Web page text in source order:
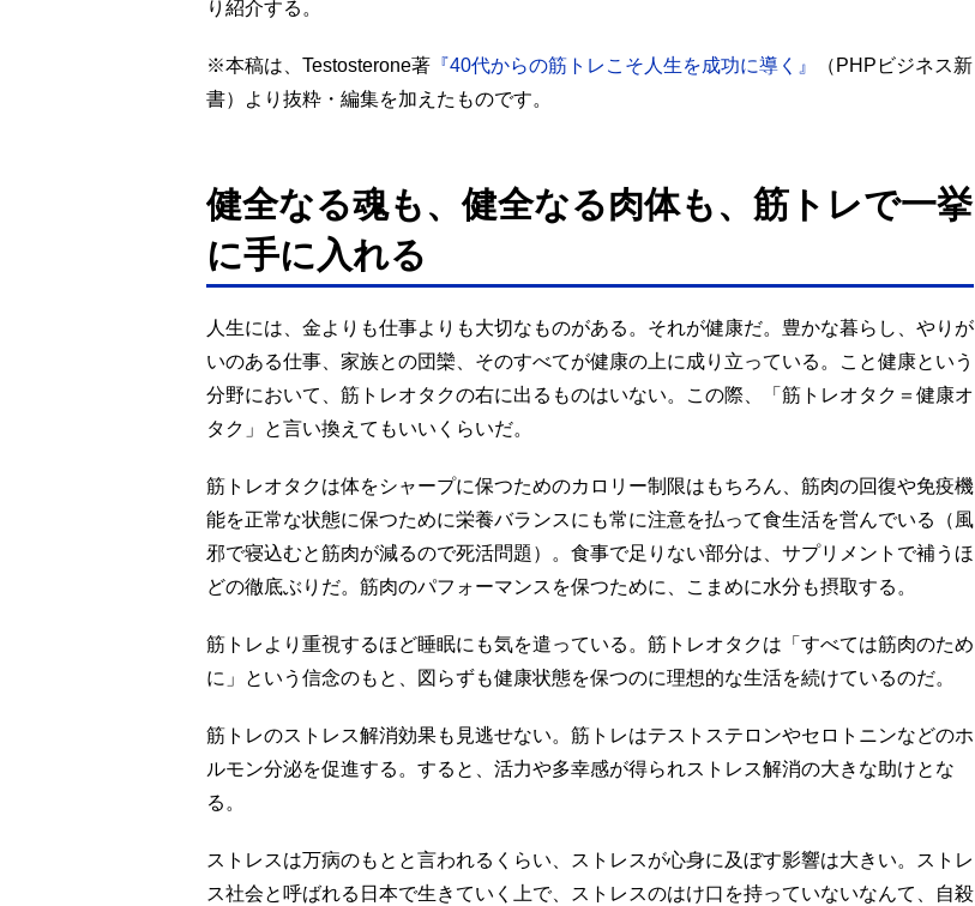
り紹介する。
※本稿は、Testosterone著 『40代からの筋トレこそ人生を成功に導く』
（PHPビジネス新
書）より抜粋・編集を加えたものです。
健全なる魂も、健全なる肉体も、筋トレで一挙
に手に入れる
人生には、金よりも仕事よりも大切なものがある。それが健康だ。豊かな暮らし、やりが
いのある仕事、家族との団欒、そのすべてが健康の上に成り立っている。こと健康という
分野において、筋トレオタクの右に出るものはいない。この際、「筋トレオタク＝健康オ
タク」と言い換えてもいいくらいだ。
筋トレオタクは体をシャープに保つためのカロリー制限はもちろん、筋肉の回復や免疫機
能を正常な状態に保つために栄養バランスにも常に注意を払って食生活を営んでいる（風
邪で寝込むと筋肉が減るので死活問題）。食事で足りない部分は、サプリメントで補うほ
どの徹底ぶりだ。筋肉のパフォーマンスを保つために、こまめに水分も摂取する。
筋トレより重視するほど睡眠にも気を遣っている。筋トレオタクは「すべては筋肉のため
に」という信念のもと、図らずも健康状態を保つのに理想的な生活を続けているのだ。
筋トレのストレス解消効果も見逃せない。筋トレはテストステロンやセロトニンなどのホ
ルモン分泌を促進する。すると、活力や多幸感が得られストレス解消の大きな助けとな
る。
ストレスは万病のもとと言われるくらい、ストレスが心身に及ぼす影響は大きい。ストレ
ス社会と呼ばれる日本で生きていく上で、ストレスのはけ口を持っていないなんて、自殺